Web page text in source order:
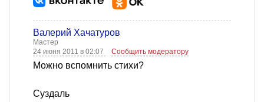
Валерий Хачатуров
Мастер
24 июня 2011 в 02:07
Сообщить модератору
Можно вспомнить стихи?
Суздаль